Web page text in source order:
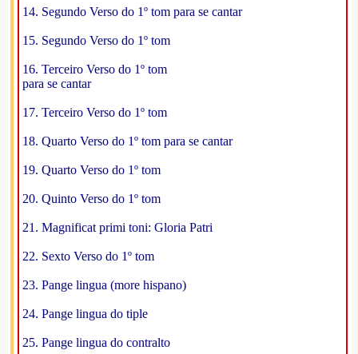
14. Segundo Verso do 1º tom para se cantar
15. Segundo Verso do 1º tom
16. Terceiro Verso do 1º tom
para se cantar
17. Terceiro Verso do 1º tom
18. Quarto Verso do 1º tom para se cantar
19. Quarto Verso do 1º tom
20. Quinto Verso do 1º tom
21. Magnificat primi toni: Gloria Patri
22. Sexto Verso do 1º tom
23. Pange lingua (more hispano)
24. Pange lingua do tiple
25. Pange lingua do contralto